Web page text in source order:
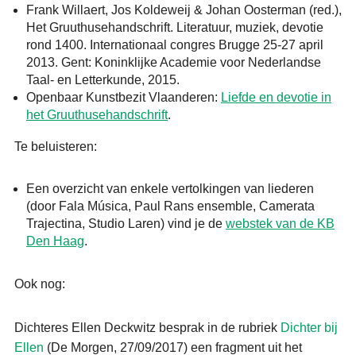
Frank Willaert, Jos Koldeweij & Johan Oosterman (red.),
Het Gruuthusehandschrift. Literatuur, muziek, devotie
rond 1400. Internationaal congres Brugge 25-27 april
2013. Gent: Koninklijke Academie voor Nederlandse
Taal- en Letterkunde, 2015.
Openbaar Kunstbezit Vlaanderen: Liefde en devotie in
het Gruuthusehandschrift.
Te beluisteren:
Een overzicht van enkele vertolkingen van liederen
(door Fala Música, Paul Rans ensemble, Camerata
Trajectina, Studio Laren) vind je de webstek van de KB
Den Haag.
Ook nog:
Dichteres Ellen Deckwitz besprak in de rubriek Dichter bij
Ellen (De Morgen, 27/09/2017) een fragment uit het